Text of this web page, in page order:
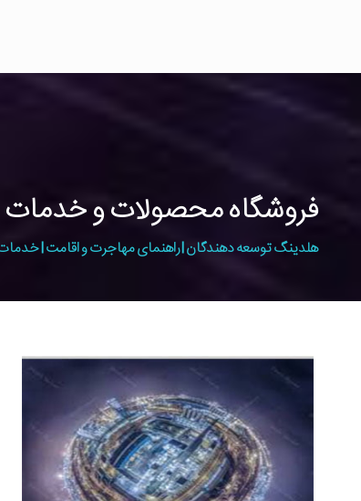
فروشگاه محصولات و خدمات
هلدینگ توسعه دهندگان | راهنمای مهاجرت و اقامت |